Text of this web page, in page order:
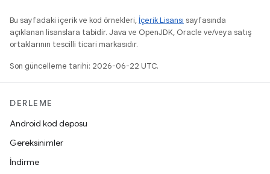
Bu sayfadaki içerik ve kod örnekleri, İçerik Lisansı sayfasında
açıklanan lisanslara tabidir. Java ve OpenJDK, Oracle ve/veya satış
ortaklarının tescilli ticari markasıdır.
Son güncelleme tarihi: 2026-06-22 UTC.
DERLEME
Android kod deposu
Gereksinimler
İndirme